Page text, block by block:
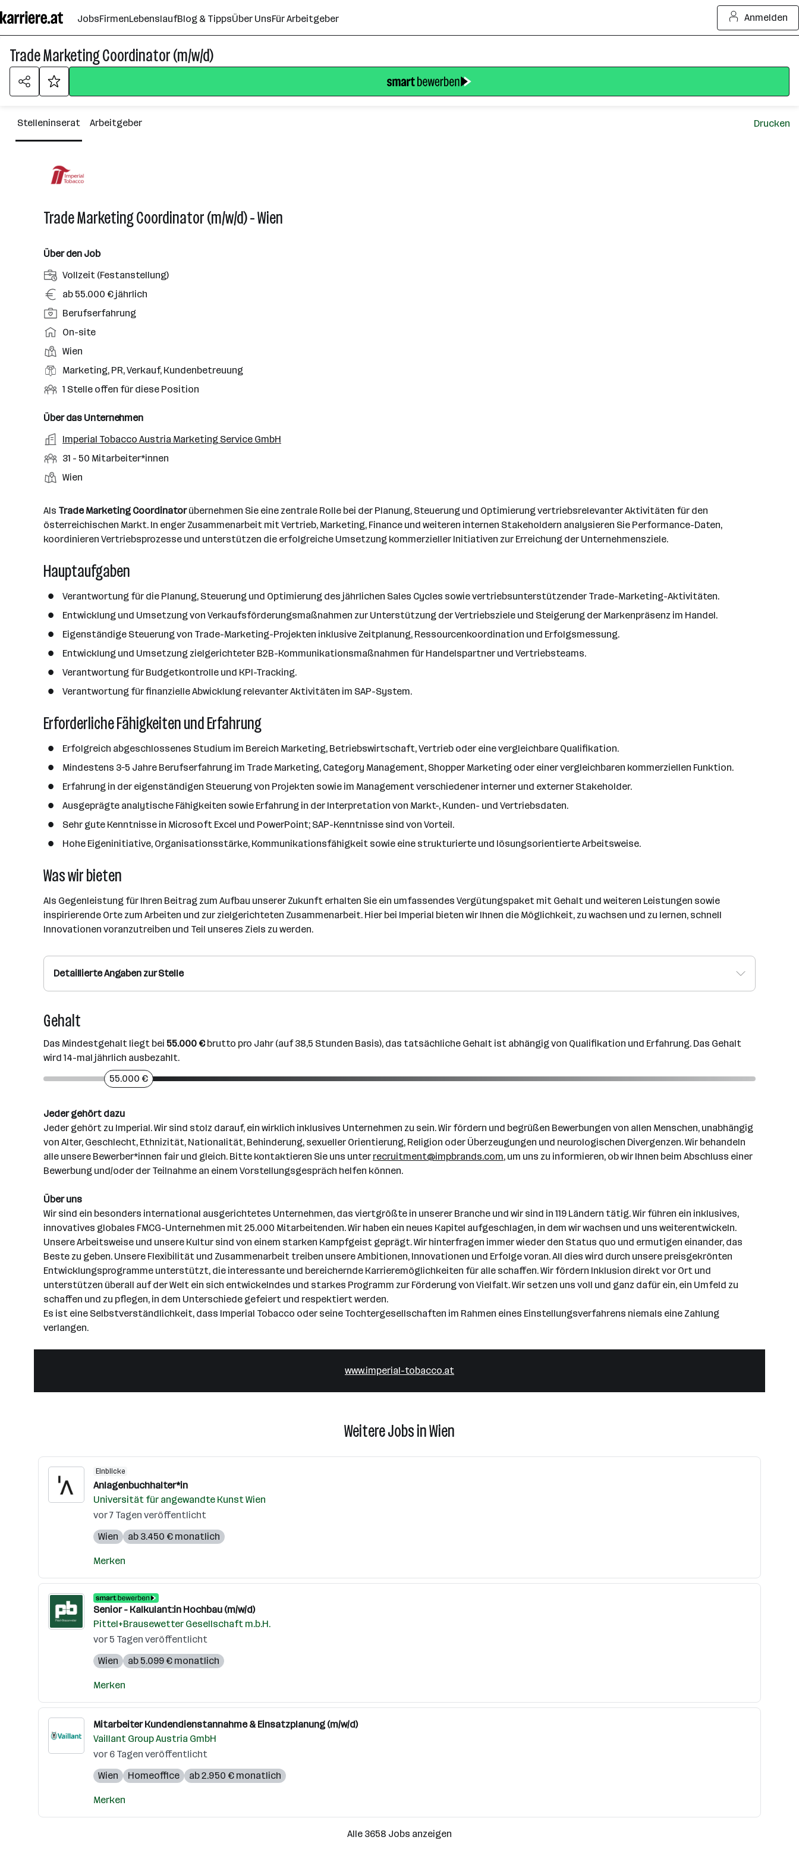
Seiteninhalt
springen
JobsFirmenLebenslaufBlog & TippsÜber UnsFür Arbeitgeber Anmelden
Trade Marketing Coordinator (m/w/d)
Stelleninserat Arbeitgeber Drucken
Trade Marketing Coordinator (m/w/d) - Wien
Über den Job
A
n
t
e
l
u
n
s
r
t
Vollzeit (Festanstellung)
G
e
h
a
l
t
ab 55.000 € jährlich
P
o
i
t
i
n
e
b
n
Berufserfahrung
A
r
b
e
i
s
m
o
d
e
On-site
D
i
n
t
o
t
Wien
B
e
u
s
f
l
e
r
Marketing, PR, Verkauf, Kundenbetreuung
O
f
n
e
S
l
l
e
1 Stelle offen für diese Position
Über das Unternehmen
A
r
e
t
g
e
e
Imperial Tobacco Austria Marketing Service GmbH
M
i
t
r
b
e
t
n
e
n
z
31 - 50 Mitarbeiter*innen
S
a
n
d
r
t
Wien
Als Trade Marketing Coordinatorübernehmen Sie eine zentrale Rolle bei der Planung, Steuerung und Optimierung vertriebsrelevanter Aktivitäten für den
österreichischen Markt. In enger Zusammenarbeit mit Vertrieb, Marketing, Finance und weiteren internen Stakeholdern analysieren Sie Performance-Daten,
koordinieren Vertriebsprozesse und unterstützen die erfolgreiche Umsetzung kommerzieller Initiativen zur Erreichung der Unternehmensziele.
Hauptaufgaben
Verantwortung für die Planung, Steuerung und Optimierung des jährlichen Sales Cycles sowie vertriebsunterstützender Trade-Marketing-Aktivitäten.
Entwicklung und Umsetzung von Verkaufsförderungsmaßnahmen zur Unterstützung der Vertriebsziele und Steigerung der Markenpräsenz im Handel.
Eigenständige Steuerung von Trade-Marketing-Projekten inklusive Zeitplanung, Ressourcenkoordination und Erfolgsmessung.
Entwicklung und Umsetzung zielgerichteter B2B-Kommunikationsmaßnahmen für Handelspartner und Vertriebsteams.
Verantwortung für Budgetkontrolle und KPI-Tracking.
Verantwortung für finanzielle Abwicklung relevanter Aktivitäten im SAP-System.
Erforderliche Fähigkeiten und Erfahrung
Erfolgreich abgeschlossenes Studium im Bereich Marketing, Betriebswirtschaft, Vertrieb oder eine vergleichbare Qualifikation.
Mindestens 3–5 Jahre Berufserfahrung im Trade Marketing, Category Management, Shopper Marketing oder einer vergleichbaren kommerziellen Funktion.
Erfahrung in der eigenständigen Steuerung von Projekten sowie im Management verschiedener interner und externer Stakeholder.
Ausgeprägte analytische Fähigkeiten sowie Erfahrung in der Interpretation von Markt-, Kunden- und Vertriebsdaten.
Sehr gute Kenntnisse in Microsoft Excel und PowerPoint; SAP-Kenntnisse sind von Vorteil.
Hohe Eigeninitiative, Organisationsstärke, Kommunikationsfähigkeit sowie eine strukturierte und lösungsorientierte Arbeitsweise.
Was wir bieten
Als Gegenleistung für Ihren Beitrag zum Aufbau unserer Zukunft erhalten Sie ein umfassendes Vergütungspaket mit Gehalt und weiteren Leistungen sowie
inspirierende Orte zum Arbeiten und zur zielgerichteten Zusammenarbeit. Hier bei Imperial bieten wir Ihnen die Möglichkeit, zu wachsen und zu lernen, schnell
Innovationen voranzutreiben und Teil unseres Ziels zu werden.
Detaillierte Angaben zur Stelle
Gehalt
Das Mindestgehalt liegt bei 55.000 €brutto pro Jahr (auf 38,5 Stunden Basis), das tatsächliche Gehalt ist abhängig von Qualifikation und Erfahrung. Das Gehalt
wird 14-mal jährlich ausbezahlt.
55.000 €
Jeder gehört dazu
Jeder gehört zu Imperial. Wir sind stolz darauf, ein wirklich inklusives Unternehmen zu sein. Wir fördern und begrüßen Bewerbungen von allen Menschen, unabhängig
von Alter, Geschlecht, Ethnizität, Nationalität, Behinderung, sexueller Orientierung, Religion oder Überzeugungen und neurologischen Divergenzen. Wir behandeln
alle unsere Bewerber*innen fair und gleich. Bitte kontaktieren Sie uns unter recruitment@impbrands.com, um uns zu informieren, ob wir Ihnen beim Abschluss einer
Bewerbung und/oder der Teilnahme an einem Vorstellungsgespräch helfen können.
Über uns
Wir sind ein besonders international ausgerichtetes Unternehmen, das viertgrößte in unserer Branche und wir sind in 119 Ländern tätig. Wir führen ein inklusives,
innovatives globales FMCG-Unternehmen mit 25.000 Mitarbeitenden. Wir haben ein neues Kapitel aufgeschlagen, in dem wir wachsen und uns weiterentwickeln.
Unsere Arbeitsweise und unsere Kultur sind von einem starken Kampfgeist geprägt. Wir hinterfragen immer wieder den Status quo und ermutigen einander, das
Beste zu geben. Unsere Flexibilität und Zusammenarbeit treiben unsere Ambitionen, Innovationen und Erfolge voran. All dies wird durch unsere preisgekrönten
Entwicklungsprogramme unterstützt, die interessante und bereichernde Karrieremöglichkeiten für alle schaffen. Wir fördern Inklusion direkt vor Ort und
unterstützen überall auf der Welt ein sich entwickelndes und starkes Programm zur Förderung von Vielfalt. Wir setzen uns voll und ganz dafür ein, ein Umfeld zu
schaffen und zu pflegen, in dem Unterschiede gefeiert und respektiert werden.
Es ist eine Selbstverständlichkeit, dass Imperial Tobacco oder seine Tochtergesellschaften im Rahmen eines Einstellungsverfahrens niemals eine Zahlung
verlangen.
www.imperial-tobacco.at
Weitere Jobs in Wien
Einblicke
Anlagenbuchhalter*in
Universität für angewandte Kunst Wien
vor 7 Tagen veröffentlicht
Wien
ab 3.450 € monatlich
Merken
Senior - Kalkulant:in Hochbau (m/w/d)
Pittel+Brausewetter Gesellschaft m.b.H.
vor 5 Tagen veröffentlicht
Wien
ab 5.099 € monatlich
Merken
Mitarbeiter Kundendienstannahme & Einsatzplanung (m/w/d)
Vaillant Group Austria GmbH
vor 6 Tagen veröffentlicht
Wien
Homeoffice ab 2.950 € monatlich
Merken
Alle 3658 Jobs anzeigen